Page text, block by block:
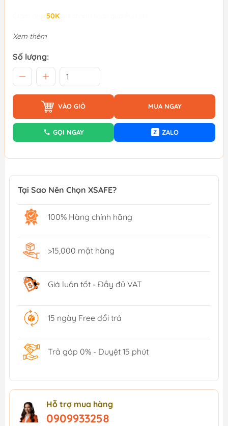
50K
Xem thêm
Số lượng:
VÀO GIỎ MUA NGAY
GỌI NGAY Z ZALO
Tại Sao Nên Chọn XSAFE?
100% Hàng chính hãng
>15,000 mặt hàng
Giá luôn tốt - Đầy đủ VAT
15 ngày Free đổi trả
Trả góp 0% - Duyệt 15 phút
Hỗ trợ mua hàng
0909933258